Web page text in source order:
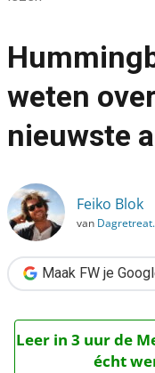
Marketing
›
Hummingbird: wat je
weten
nieuwste
Feiko Blok
van
Maak FW je
Leer in 3 uur de
écht